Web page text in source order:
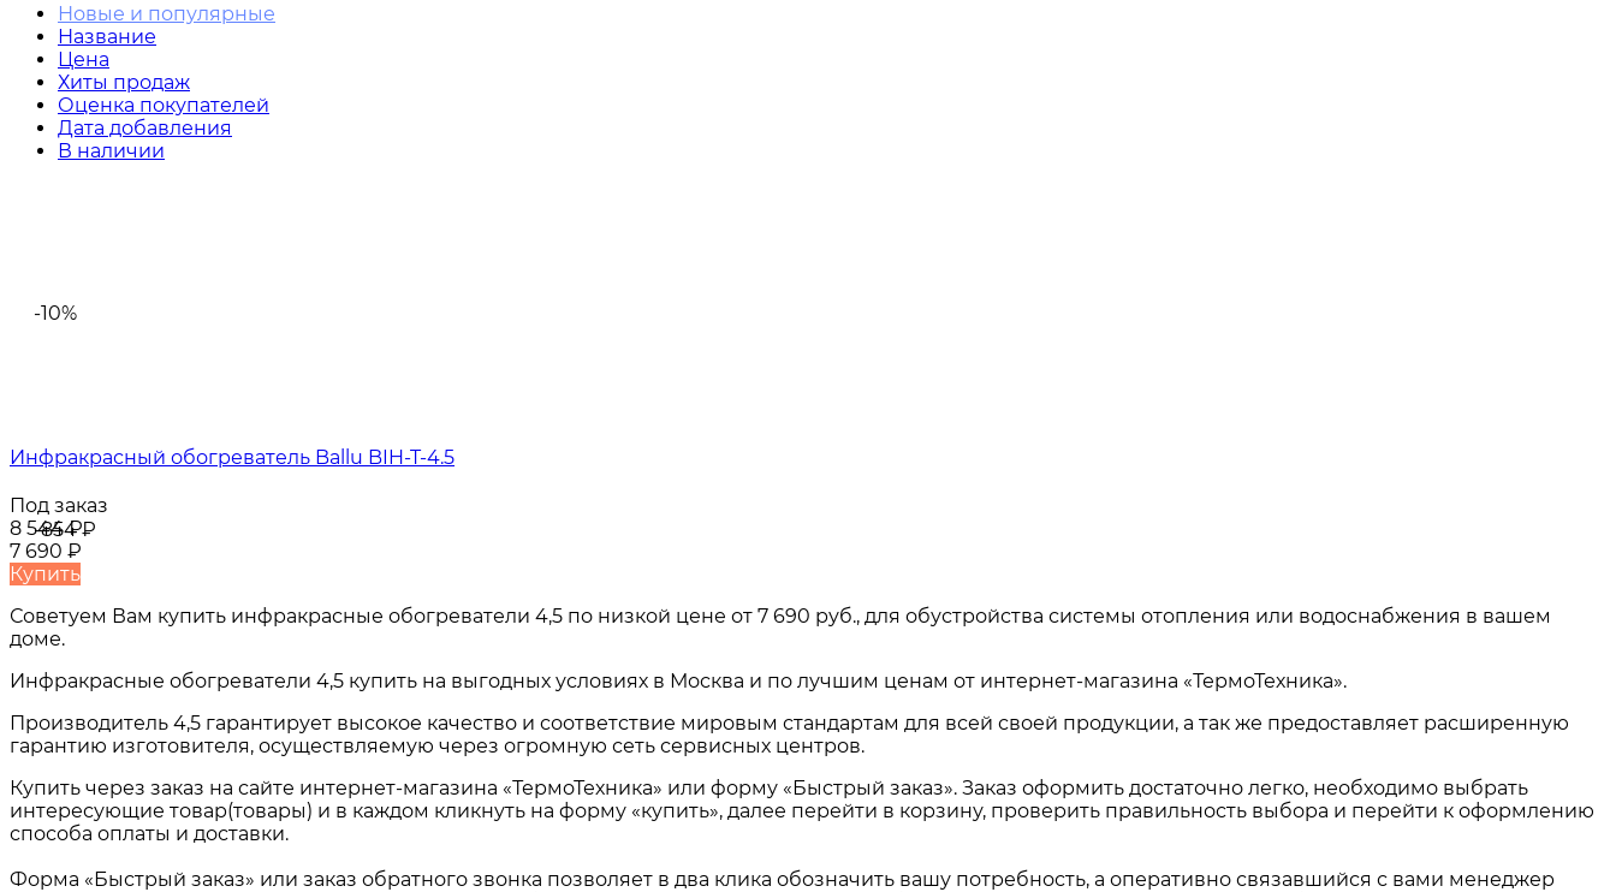
Новые и популярные
Название
Цена
Хиты продаж
Оценка покупателей
Дата добавления
В наличии
-10%
-854₽
Инфракрасный обогреватель Ballu BIH-T-4.5
Под заказ
8 544₽
7 690 ₽
Купить
Советуем Вам купить инфракрасные обогреватели 4,5 по низкой цене от 7 690 руб., для обустройства системы отопления или водоснабжения в вашем
доме.
Инфракрасные обогреватели 4,5 купить на выгодных условиях в Москва и по лучшим ценам от интернет-магазина «ТермоТехника».
Производитель 4,5 гарантирует высокое качество и соответствие мировым стандартам для всей своей продукции, а так же предоставляет расширенную
гарантию изготовителя, осуществляемую через огромную сеть сервисных центров.
Купить через заказ на сайте интернет-магазина «ТермоТехника» или форму «Быстрый заказ». Заказ оформить достаточно легко, необходимо выбрать
интересующие товар(товары) и в каждом кликнуть на форму «купить», далее перейти в корзину, проверить правильность выбора и перейти к оформлению
способа оплаты и доставки.
Форма «Быстрый заказ» или заказ обратного звонка позволяет в два клика обозначить вашу потребность, а оперативно связавшийся с вами менеджер